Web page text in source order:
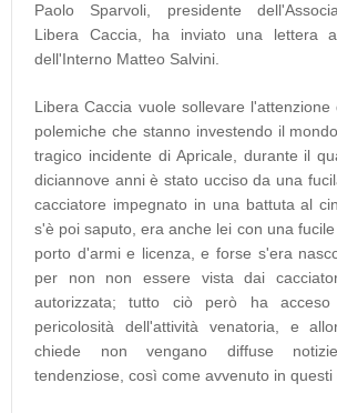
Paolo Sparvoli, presidente
Libera Caccia, ha inviato una lettera
dell'Interno Matteo Salvini.
Libera Caccia vuole sollevare
polemiche che stanno investendo il
tragico incidente di Apricale, durante il
diciannove anni è stato ucciso da una
cacciatore impegnato in una battuta al
s'è poi saputo, era anche lei con una
porto d'armi e licenza, e forse s'era
per non non essere vista dai
autorizzata; tutto ciò però ha
pericolosità dell'attività venatoria, e
chiede non vengano diffuse
tendenziose, così come avvenuto in questi